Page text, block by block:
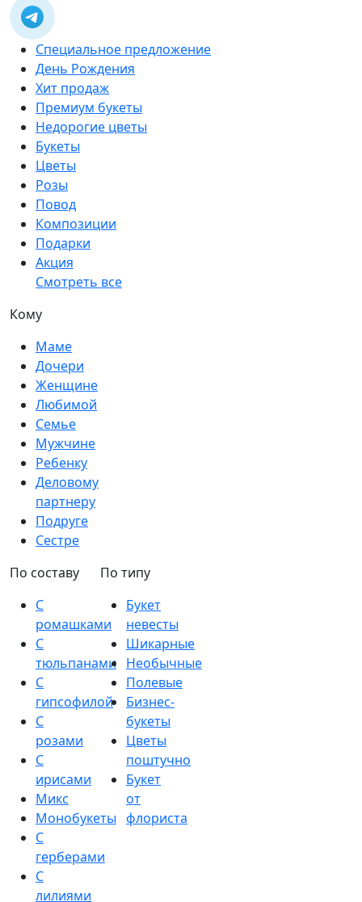
Специальное предложение
День Рождения
Хит продаж
Премиум букеты
Недорогие цветы
Букеты
Цветы
Розы
Повод
Композиции
Подарки
Акция
Смотреть все
Кому
Маме
Дочери
Женщине
Любимой
Семье
Мужчине
Ребенку
Деловому
партнеру
Подруге
Сестре
По составу
С
ромашками
С
тюльпанами
С
гипсофилой
С
розами
С
ирисами
Микс
Монобукеты
С
герберами
С
лилиями
По типу
Букет
невесты
Шикарные
Необычные
Полевые
Бизнес-
букеты
Цветы
поштучно
Букет
от
флориста